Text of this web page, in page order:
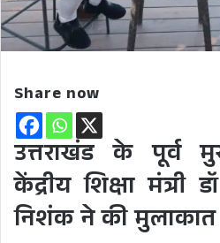
Share now
उत्तराखंड के पूर्व
केंद्रीय शिक्षा मंत्री
निशंक ने की मुलाकात